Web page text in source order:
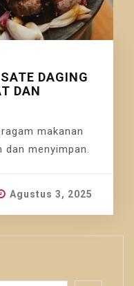
DAGING
DAN
makanan
menyimpan.
Agustus 3, 2025